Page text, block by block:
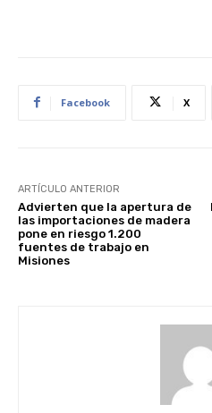
Facebook X
ARTÍCULO ANTERIOR
Advierten que la apertura de
las importaciones de madera
pone en riesgo 1.200
fuentes de trabajo en
Misiones